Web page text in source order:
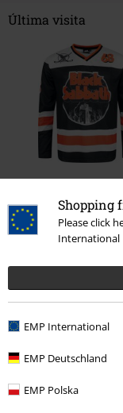
Shopping
Please click
International
EMP International
EMP Deutschland
EMP Polska
Última visita
Desde 53,99 €